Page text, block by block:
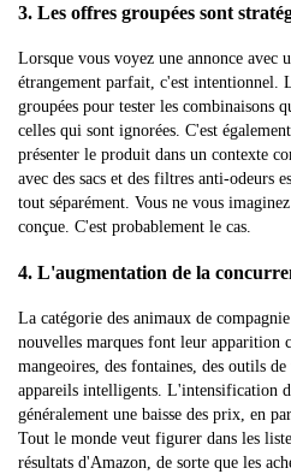
3. Les offres groupées sont
Lorsque vous voyez une annonce avec
étrangement parfait, c'est intentionnel.
groupées pour tester les combinaisons
celles qui sont ignorées. C'est
présenter le produit dans un contexte
avec des sacs et des filtres anti-odeurs
tout séparément. Vous ne vous
conçue. C'est probablement le cas.
4. L'augmentation de la
La catégorie des animaux de
nouvelles marques font leur apparition
mangeoires, des fontaines, des outils
appareils intelligents. L'intensification
généralement une baisse des prix, en
Tout le monde veut figurer dans les
résultats d'Amazon, de sorte que les